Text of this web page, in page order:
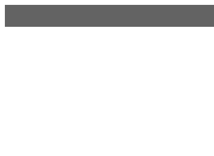
au